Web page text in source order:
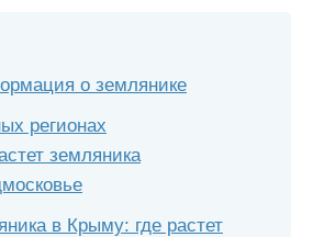
о землянике
регионах
земляника
в Крыму: где растет